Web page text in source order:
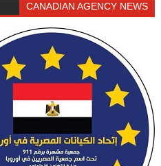
CANADIAN AGENCY NEWS